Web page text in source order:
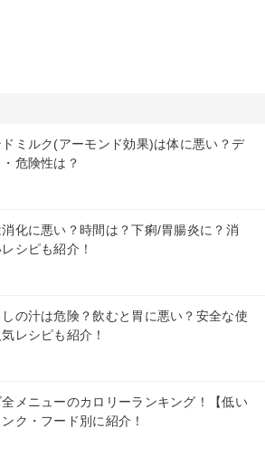
ミルク(アーモンド効果)は体に悪い？デ
危険性は？
消化に悪い？時間は？下痢/胃腸炎に？消
シピも紹介！
の汁は危険？飲むと胃に悪い？安全な使
レシピも紹介！
全メニューのカロリーランキング！【低い
ク・フード別に紹介！